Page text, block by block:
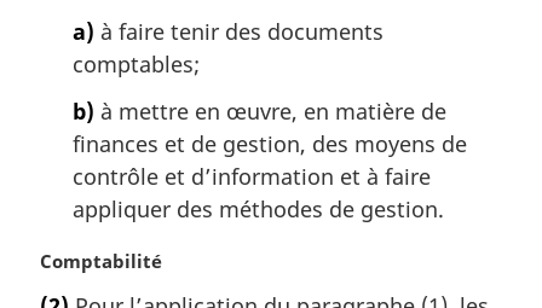
a) à faire tenir des documents
comptables;
b) à mettre en œuvre, en matière de
finances et de gestion, des moyens de
contrôle et d’information et à faire
appliquer des méthodes de gestion.
N
Comptabilité